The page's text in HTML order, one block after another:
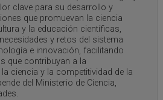
clave para su desarrollo y
que promuevan la ciencia
y la educación científicas,
y retos del sistema
e innovación, facilitando
que contribuyan a la
ciencia y la competitividad de la
del Ministerio de Ciencia,